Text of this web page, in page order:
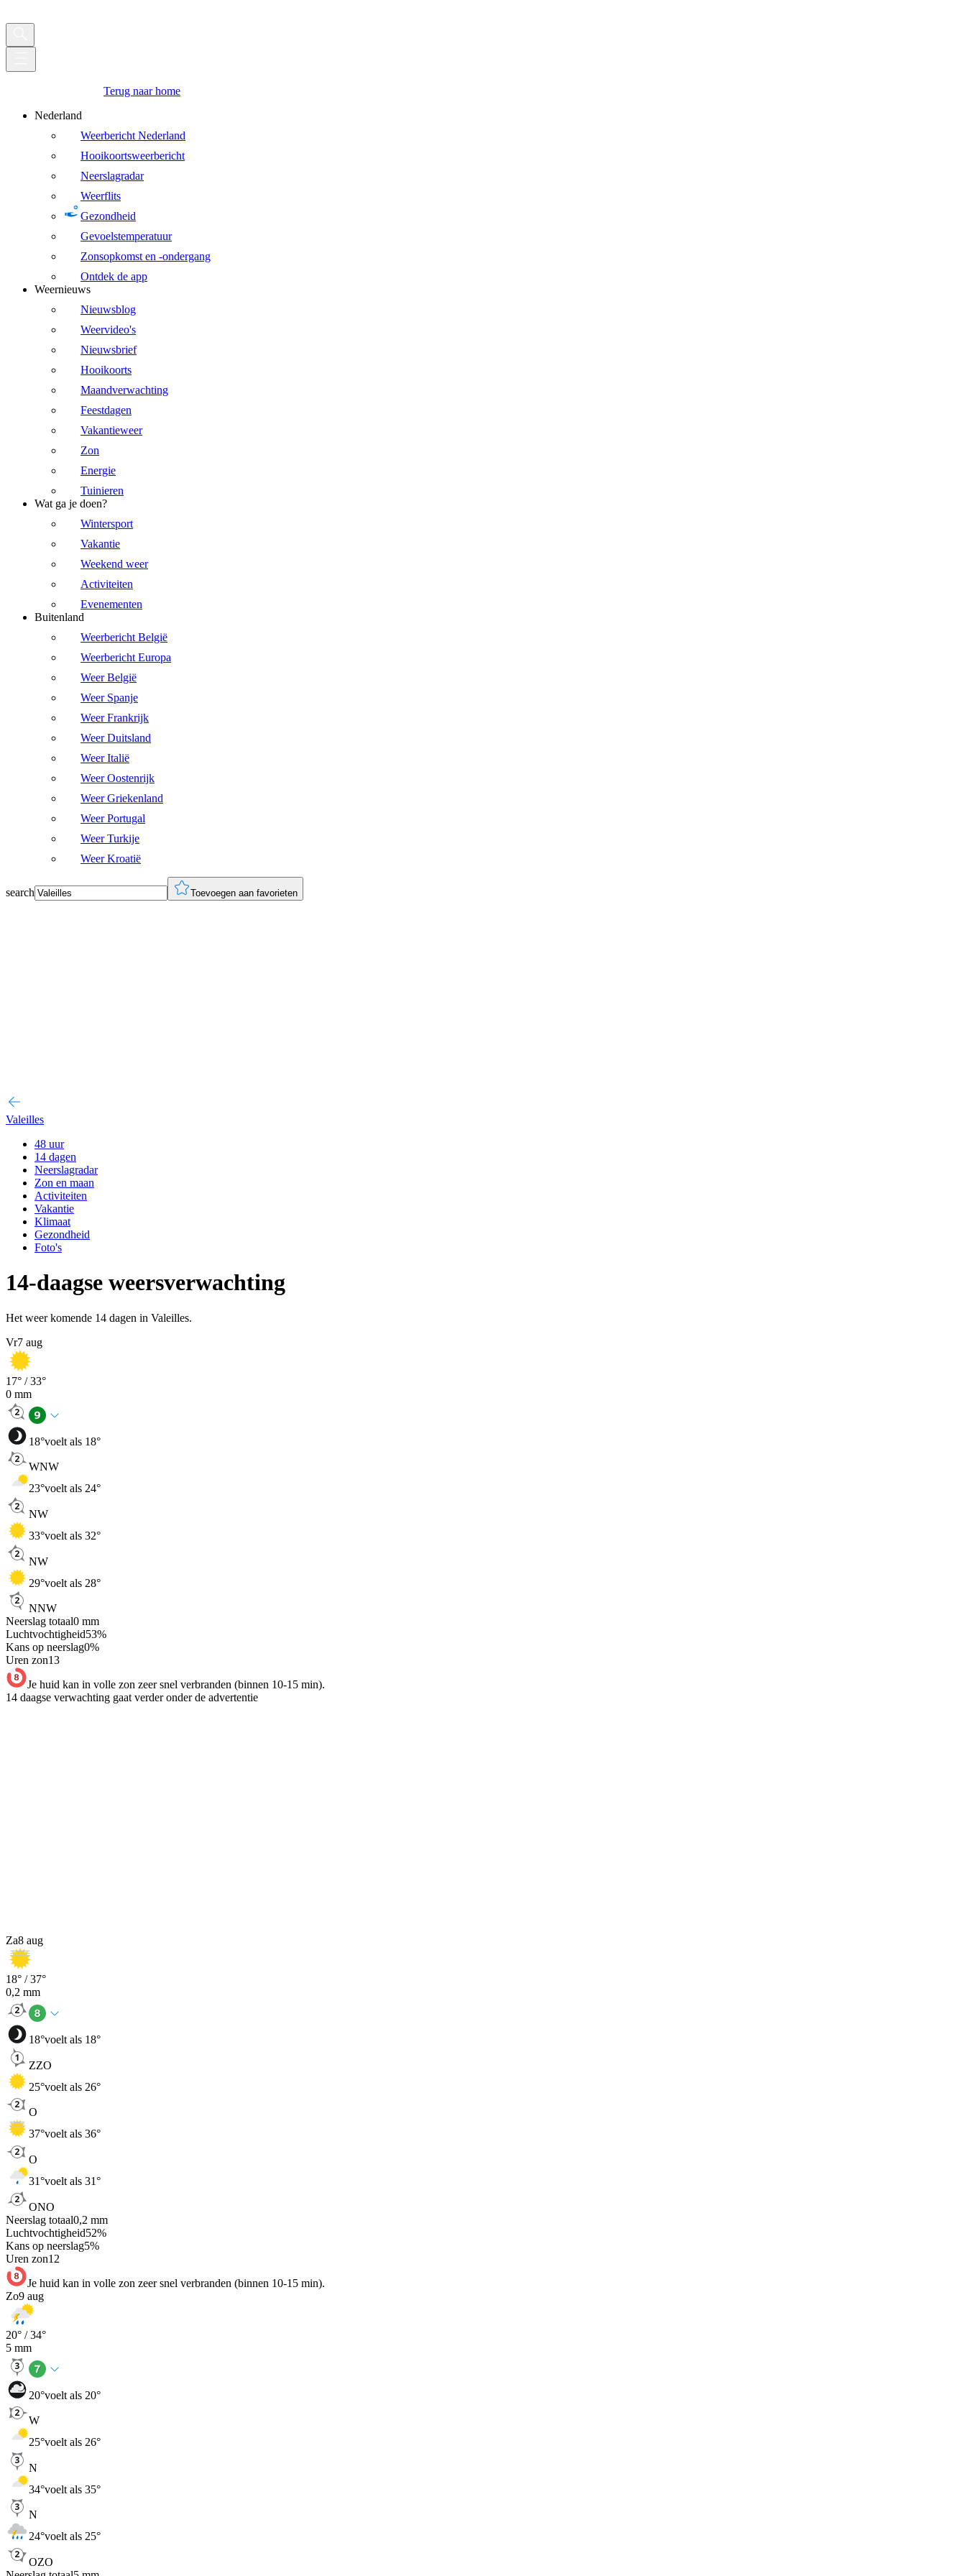
Terug naar home
Nederland
Weerbericht Nederland
Hooikoortsweerbericht
Neerslagradar
Weerflits
Gezondheid
Gevoelstemperatuur
Zonsopkomst en -ondergang
Ontdek de app
Weernieuws
Nieuwsblog
Weervideo's
Nieuwsbrief
Hooikoorts
Maandverwachting
Feestdagen
Vakantieweer
Zon
Energie
Tuinieren
Wat ga je doen?
Wintersport
Vakantie
Weekend weer
Activiteiten
Evenementen
Buitenland
Weerbericht België
Weerbericht Europa
Weer België
Weer Spanje
Weer Frankrijk
Weer Duitsland
Weer Italië
Weer Oostenrijk
Weer Griekenland
Weer Portugal
Weer Turkije
Weer Kroatië
search Toevoegen aan favorieten
Valeilles
48 uur
14 dagen
Neerslagradar
Zon en maan
Activiteiten
Vakantie
Klimaat
Gezondheid
Foto's
14-daagse weersverwachting
Het weer komende 14 dagen in Valeilles.
Vr7 aug
17° /33°
0 mm
18°voelt als 18°
WNW
23°voelt als 24°
NW
33°voelt als 32°
NW
29°voelt als 28°
NNW
Neerslag totaal0 mm
Luchtvochtigheid53%
Kans op neerslag0%
Uren zon13
Je huid kan in volle zon zeer snel verbranden (binnen 10-15 min).
14 daagse verwachting gaat verder onder de advertentie
Za8 aug
18° /37°
0,2 mm
18°voelt als 18°
ZZO
25°voelt als 26°
O
37°voelt als 36°
O
31°voelt als 31°
ONO
Neerslag totaal0,2 mm
Luchtvochtigheid52%
Kans op neerslag5%
Uren zon12
Je huid kan in volle zon zeer snel verbranden (binnen 10-15 min).
Zo9 aug
20° /34°
5 mm
20°voelt als 20°
W
25°voelt als 26°
N
34°voelt als 35°
N
24°voelt als 25°
OZO